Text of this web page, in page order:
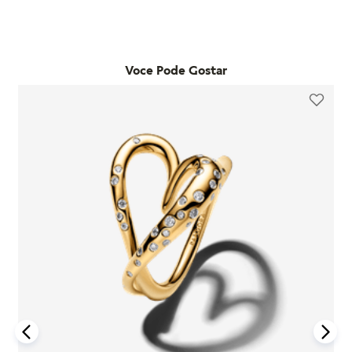
sem uso, na embalagem original e acompanhado da nota
"Última Chance" não são elegíveis para troca ou reembolso.
Se houver arrependimento da compra realizada no site, é
possível solicitar a devolução dentro de sete dias corridos
após o recebimento. O produto deve ser enviado em perfeito
estado, com a embalagem original e todos os acessórios
incluídos, como brindes promocionais.
Em caso de defeito, tanto para compras online quanto em
lojas físicas, é necessário entrar em contato com o SAC da
Pandora informando o número do pedido, fotos do produto e
uma descrição do problema. Se for confirmado um defeito de
fabricação, o cliente poderá receber um reembolso para uma
nova compra ou realizar a troca do produto dentro do prazo
do consumidor. Caso um problema seja identificado dentro
desse período, a Pandora realizará a substituição do produto
A garantia é exclusiva para produtos fabricados e
comercializados pela Pandora em canais oficiais. A empresa
não se responsabiliza por produtos adquiridos em lojas não
autorizadas, pois não pode garantir sua autenticidade nem os
processos de controle de qualidade adotados por terceiros.
Além disso, a garantia não cobre danos decorrentes de
acidentes, mau uso, abuso ou uso de acessórios de outras
marcas junto aos produtos Pandora. O uso de charms que não
sejam originais pode comprometer a durabilidade dos
braceletes, invalidando a garantia.
Para acionar a garantia, o cliente deve seguir as instruções de
Voce Pode Gostar